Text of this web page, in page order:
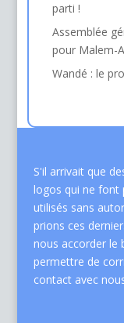
parti !
Assemblée
pour Malem-
Wandé : le
S'il arrivait que
logos qui ne font
utilisés sans
prions ces
nous accorder le
permettre de
contact avec